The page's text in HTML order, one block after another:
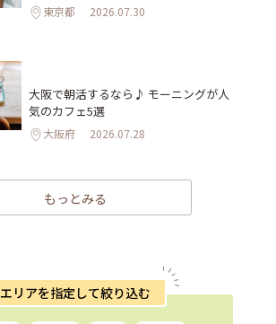
東京都 2026.07.30
大阪で朝活するなら♪ モーニングが人
気のカフェ5選
大阪府 2026.07.28
もっとみる
エリアを指定して絞り込む